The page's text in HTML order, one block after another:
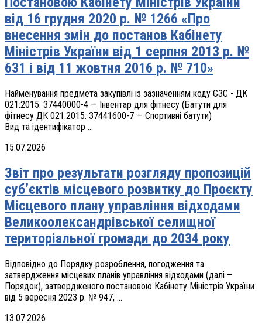
від 16 грудня 2020 р. № 1266 «Про
внесення змін до постанов Кабінету
Міністрів України від 1 серпня 2013 р. №
631 і від 11 жовтня 2016 р. № 710»
Найменування предмета закупівлі із зазначенням коду ЄЗС - ДК
021:2015: 37440000-4 — Інвентар для фітнесу (Батути для
фітнесу ДК 021:2015: 37441600-7 — Спортивні батути)
Вид та ідентифікатор ...
15.07.2026
Звіт про результати розгляду пропозицій
суб’єктів місцевого розвитку до Проєкту
Місцевого плану управління відходами
Великоолександрівської селищної
територіальної громади до 2034 року
Відповідно до Порядку розроблення, погодження та
затвердження місцевих планів управління відходами (далі –
Порядок), затвердженого постановою Кабінету Міністрів України
від 5 вересня 2023 р. № 947, ...
13.07.2026